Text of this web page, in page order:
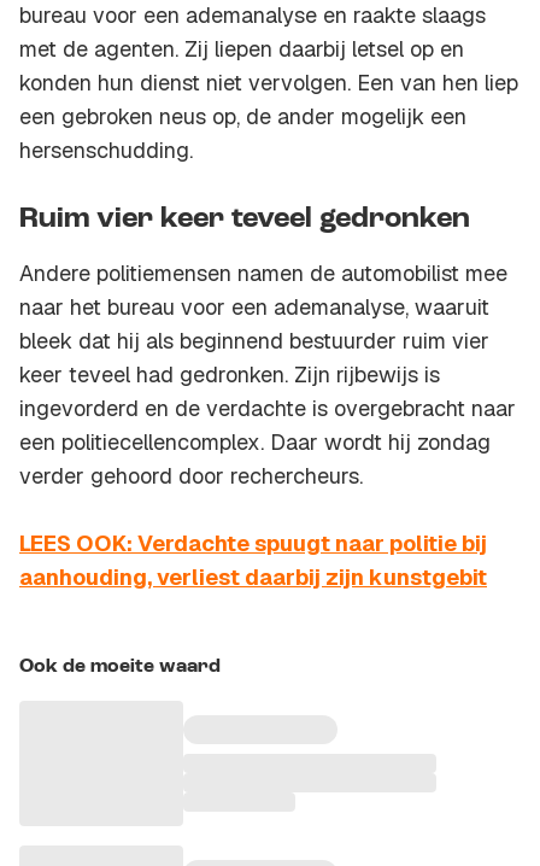
bureau voor een ademanalyse en raakte slaags
met de agenten. Zij liepen daarbij letsel op en
konden hun dienst niet vervolgen. Een van hen liep
een gebroken neus op, de ander mogelijk een
hersenschudding.
Ruim vier keer teveel gedronken
Andere politiemensen namen de automobilist mee
naar het bureau voor een ademanalyse, waaruit
bleek dat hij als beginnend bestuurder ruim vier
keer teveel had gedronken. Zijn rijbewijs is
ingevorderd en de verdachte is overgebracht naar
een politiecellencomplex. Daar wordt hij zondag
verder gehoord door rechercheurs.
LEES OOK: Verdachte spuugt naar politie bij
aanhouding, verliest daarbij zijn kunstgebit
Ook de moeite waard